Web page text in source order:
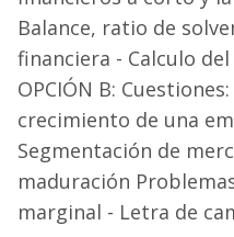
Balance, ratio de
financiera - Calculo
OPCIÓN B:
crecimiento de una
Segmentación de
maduración
marginal - Letra de